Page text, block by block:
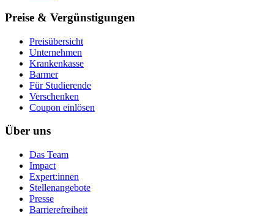
Preise & Vergünstigungen
Preisübersicht
Unternehmen
Krankenkasse
Barmer
Für Studierende
Ver­schen­ken
Coupon einlösen
Über uns
Das Team
Impact
Expert:innen
Stellenangebote
Presse
Barrierefreiheit